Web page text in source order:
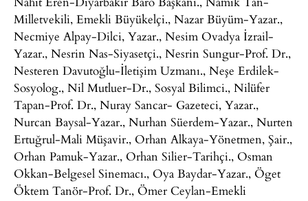
Milletvekili, Emekli Büyükelçi., Nazar Büyüm-Yazar.,
Necmiye Alpay-Dilci, Yazar., Nesim Ovadya İzrail-
Yazar., Nesrin Nas-Siyasetçi., Nesrin Sungur-Prof. Dr.,
Nesteren Davutoğlu-İletişim Uzmanı., Neşe Erdilek-
Sosyolog., Nil Mutluer-Dr., Sosyal Bilimci., Nilüfer
Tapan-Prof. Dr., Nuray Sancar- Gazeteci, Yazar.,
Nurcan Baysal-Yazar., Nurhan Süerdem-Yazar., Nurten
Ertuğrul-Mali Müşavir., Orhan Alkaya-Yönetmen, Şair.,
Orhan Pamuk-Yazar., Orhan Silier-Tarihçi., Osman
Okkan-Belgesel Sinemacı., Oya Baydar-Yazar., Öget
Öktem Tanör-Prof. Dr., Ömer Ceylan-Emekli